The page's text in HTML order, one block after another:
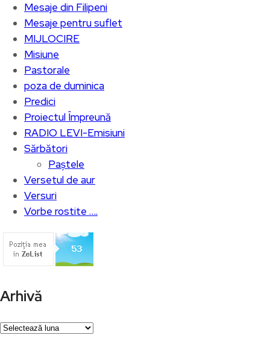
Mesaje din Filipeni
Mesaje pentru suflet
MIJLOCIRE
Misiune
Pastorale
poza de duminica
Predici
Proiectul Împreună
RADIO LEVI-Emisiuni
Sărbători
Paștele
Versetul de aur
Versuri
Vorbe rostite ….
Arhivă
Arhivă